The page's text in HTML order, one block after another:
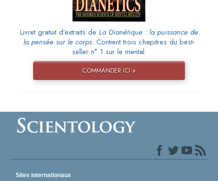
Livret gratuit d’extraits de La Dianétique : la puissance de
la pensée sur le corps. Contient trois chapitres du best-
seller n° 1 sur le mental.
COMMANDER ICI »
Sites internationaux